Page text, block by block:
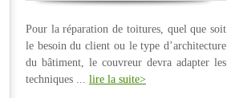
Pour la réparation de toitures, quel que soit
le besoin du client ou le type d’architecture
du bâtiment, le couvreur devra adapter les
techniques ... lire la suite>